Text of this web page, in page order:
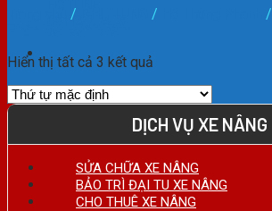
HOTLINE:
0911.27.74.75
/ / /
Hiển thị tất cả 3 kết quả
DỊCH VỤ XE NÂNG
SỬA CHỮA XE NÂNG
BẢO TRÌ ĐẠI TU XE NÂNG
CHO THUÊ XE NÂNG